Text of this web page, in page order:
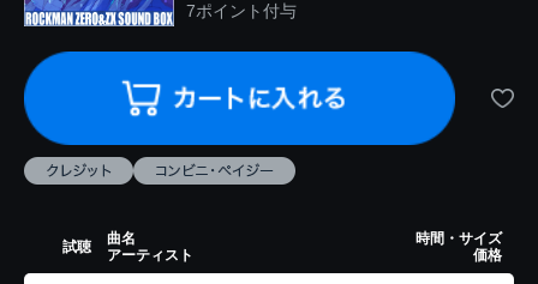
7ポイント付与
試聴
曲名
アーティスト
時間・サイズ
価格